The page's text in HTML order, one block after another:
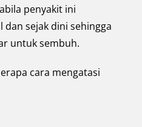
penyakit ini
sejak dini sehingga
untuk sembuh.
cara mengatasi